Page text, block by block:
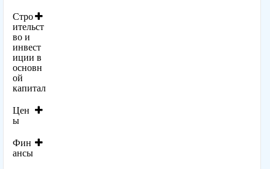
Стро
ительст
во и
инвест
иции в
основн
ой
капитал
Цен
ы
Фин
ансы